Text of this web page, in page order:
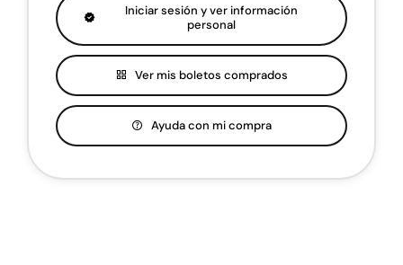
Iniciar sesión y ver información
personal
Ver mis boletos comprados
Ayuda con mi compra